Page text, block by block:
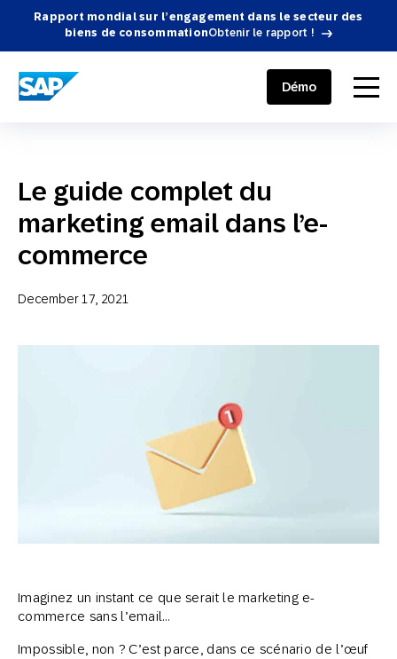
Rapport mondial sur l’engagement dans le secteur des
biens de consommationObtenir le rapport !
SAP ENGAGEMENT CLOUD menu
Démo
Le guide complet du
marketing email dans l’e-
commerce
December 17, 2021
Imaginez un instant ce que serait le marketing e-
commerce sans l’email…
Impossible, non ? C’est parce, dans ce scénario de l’œuf